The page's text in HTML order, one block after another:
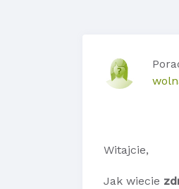
Witajcie,
Jak wiecie